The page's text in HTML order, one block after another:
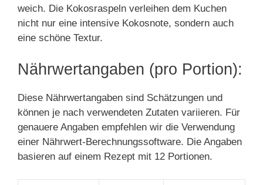
weich. Die Kokosraspeln verleihen dem Kuchen
nicht nur eine intensive Kokosnote, sondern auch
eine schöne Textur.
Nährwertangaben (pro Portion):
Diese Nährwertangaben sind Schätzungen und
können je nach verwendeten Zutaten variieren. Für
genauere Angaben empfehlen wir die Verwendung
einer Nährwert-Berechnungssoftware. Die Angaben
basieren auf einem Rezept mit 12 Portionen.